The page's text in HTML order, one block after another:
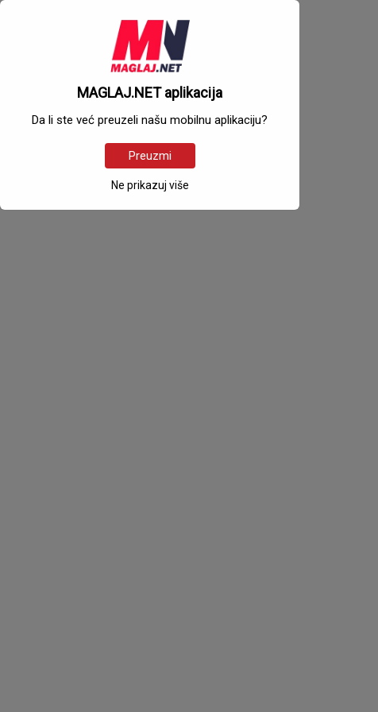
MAGLAJ.NET aplikacija
Da li ste već preuzeli našu mobilnu aplikaciju?
Preuzmi
Ne prikazuj više